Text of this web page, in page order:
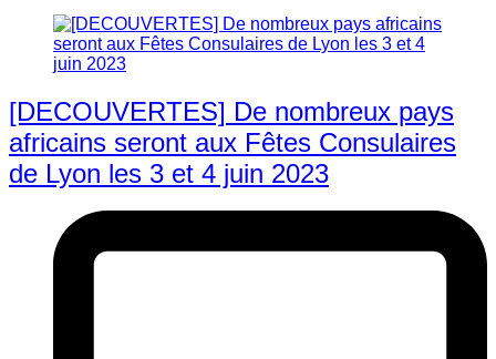
[DECOUVERTES] De nombreux pays
africains seront aux Fêtes Consulaires
de Lyon les 3 et 4 juin 2023